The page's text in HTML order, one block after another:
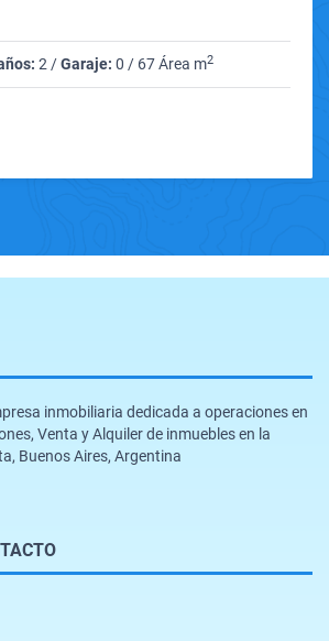
2 /Garaje: 0 / 67 Área m2
inmobiliaria dedicada a operaciones en
Venta y Alquiler de inmuebles en la
Buenos Aires, Argentina